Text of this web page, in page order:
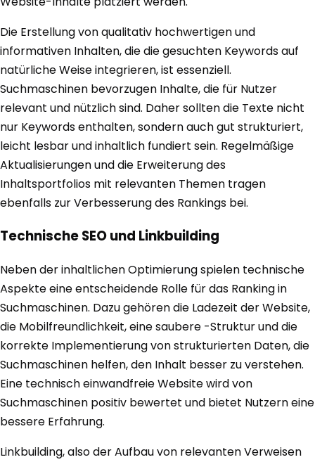
Die Erstellung von qualitativ hochwertigen und
informativen Inhalten, die die gesuchten Keywords auf
natürliche Weise integrieren, ist essenziell.
Suchmaschinen bevorzugen Inhalte, die für Nutzer
relevant und nützlich sind. Daher sollten die Texte nicht
nur Keywords enthalten, sondern auch gut strukturiert,
leicht lesbar und inhaltlich fundiert sein. Regelmäßige
Aktualisierungen und die Erweiterung des
Inhaltsportfolios mit relevanten Themen tragen
ebenfalls zur Verbesserung des Rankings bei.
Technische SEO und Linkbuilding
Neben der inhaltlichen Optimierung spielen technische
Aspekte eine entscheidende Rolle für das Ranking in
Suchmaschinen. Dazu gehören die Ladezeit der Website,
die Mobilfreundlichkeit, eine saubere -Struktur und die
korrekte Implementierung von strukturierten Daten, die
Suchmaschinen helfen, den Inhalt besser zu verstehen.
Eine technisch einwandfreie Website wird von
Suchmaschinen positiv bewertet und bietet Nutzern eine
bessere Erfahrung.
Linkbuilding, also der Aufbau von relevanten Verweisen